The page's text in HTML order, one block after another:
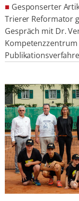
■ Gesponserter
Trierer Reformator
Gespräch mit Dr.